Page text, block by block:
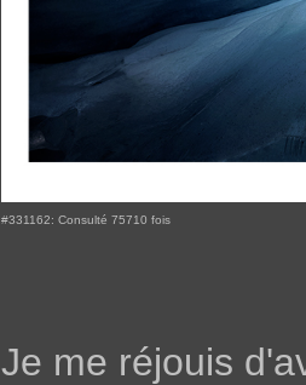
#331162: Consulté 75710 fois
Je me réjouis